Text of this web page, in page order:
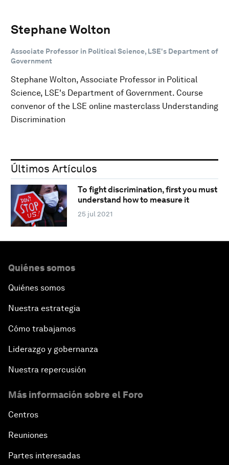
Stephane Wolton
Associate Professor in Political Science, LSE's Department of
Government
Stephane Wolton, Associate Professor in Political
Science, LSE's Department of Government. Course
convenor of the LSE online masterclass Understanding
Discrimination
Últimos Artículos
To fight discrimination, first you must
understand how to measure it
25 jul 2021
Quiénes somos
Quiénes somos
Nuestra estrategia
Cómo trabajamos
Liderazgo y gobernanza
Nuestra repercusión
Más información sobre el Foro
Centros
Reuniones
Partes interesadas